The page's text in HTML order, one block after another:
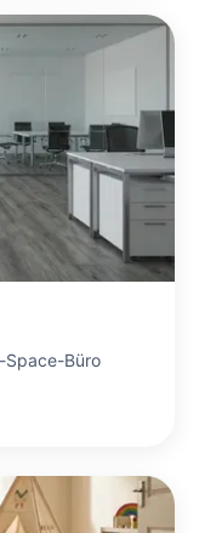
Space-Büro